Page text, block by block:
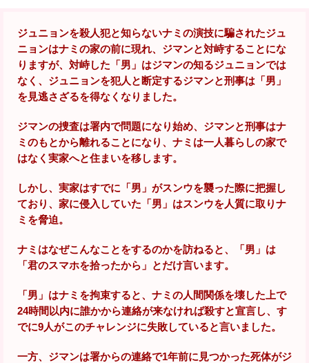
ジュニョンを殺人犯と知らないナミの演技に騙されたジュ
ニョンはナミの家の前に現れ、ジマンと対峙することにな
りますが、対峙した「男」はジマンの知るジュニョンでは
なく、ジュニョンを犯人と断定するジマンと刑事は「男」
を見逃さざるを得なくなりました。
ジマンの捜査は署内で問題になり始め、ジマンと刑事はナ
ミのもとから離れることになり、ナミは一人暮らしの家で
はなく実家へと住まいを移します。
しかし、実家はすでに「男」がスンウを襲った際に把握し
ており、家に侵入していた「男」はスンウを人質に取りナ
ミを脅迫。
ナミはなぜこんなことをするのかを訪ねると、「男」は
「君のスマホを拾ったから」とだけ言います。
「男」はナミを拘束すると、ナミの人間関係を壊した上で
24時間以内に誰かから連絡が来なければ殺すと宣言し、す
でに9人がこのチャレンジに失敗していると言いました。
一方、ジマンは署からの連絡で1年前に見つかった死体がジ